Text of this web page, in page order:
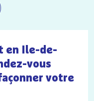
en Ile-de-
vous
votre